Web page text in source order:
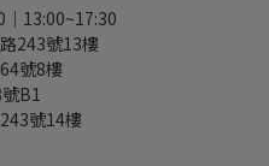
13:00~17:30
243號13樓
號8樓
B1
號14樓